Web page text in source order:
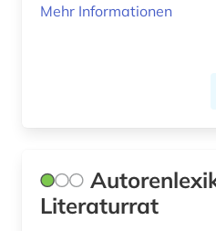
Mehr Informationen
Literaturrat